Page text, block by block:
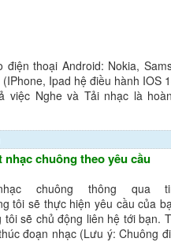
thoại Android: Nokia,
Ipad hệ điều hành IOS
Nghe và Tải nhạc là
nhạc chuông theo yêu cầu
chuông thông qua
tôi sẽ thực hiện yêu cầu của
sẽ chủ động liên hệ tới bạn.
đoạn nhạc (Lưu ý: Chuông